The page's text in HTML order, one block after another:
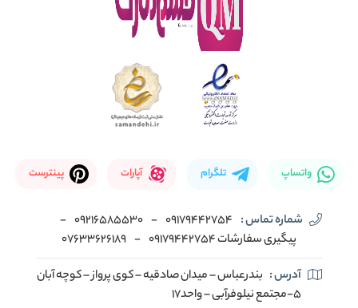
واتساپ تلگرام آپارات پینترست
شماره تماس : 09179442754
-
09216585530
-
پیگیری سفارشات 09179442754
-
07633626189
آدرس : بندرعباس – میدان صادقیه – کوی پرواز – کوچه آبان
5-مجتمع نیلوفرآبی – واحد17